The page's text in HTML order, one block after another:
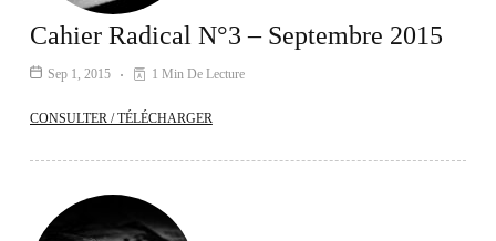
Cahier Radical N°3 – Septembre 2015
Sep 1, 2015 1 Min De Lecture
CONSULTER / TÉLÉCHARGER